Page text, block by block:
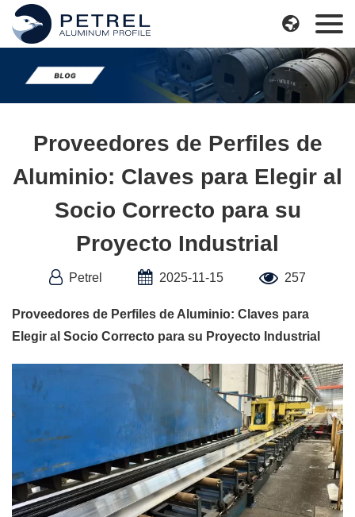
Skip
content

Proveedores de Perfiles de
Aluminio: Claves para Elegir al
Socio Correcto para su
Proyecto Industrial
Petrel 2025-11-15 257
Proveedores de Perfiles de Aluminio: Claves para
Elegir al Socio Correcto para su Proyecto Industrial